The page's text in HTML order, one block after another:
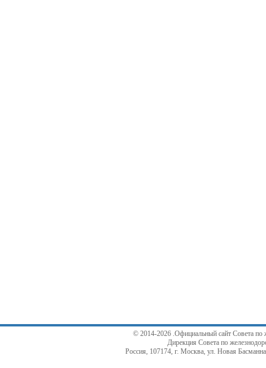
© 2014-2026 .Официальный сайт Совета по
Дирекция Совета по
Россия, 107174, г. Москва, ул. Новая